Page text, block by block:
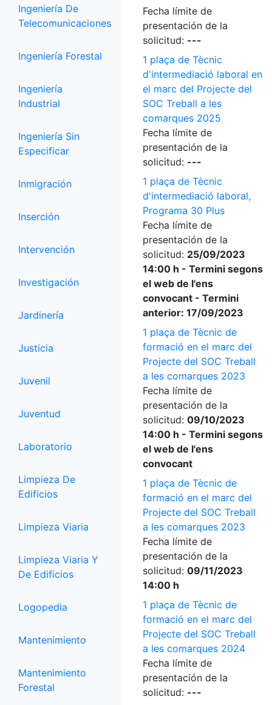
Ingeniería De
Telecomunicaciones
Ingeniería Forestal
Ingeniería
Industrial
Ingeniería Sin
Especificar
Inmigración
Inserción
Intervención
Investigación
Jardinería
Justicia
Juvenil
Juventud
Laboratorio
Limpieza De
Edificios
Limpieza Viaria
Limpieza Viaria Y
De Edificios
Logopedia
Mantenimiento
Mantenimiento
Forestal
Fecha límite de
presentación de la
solicitud: ---
1 plaça de Tècnic
d'intermediació laboral en
el marc del Projecte del
SOC Treball a les
comarques 2025
Fecha límite de
presentación de la
solicitud: ---
1 plaça de Tècnic
d'intermediació laboral,
Programa 30 Plus
Fecha límite de
presentación de la
solicitud: 25/09/2023
14:00 h - Termini segons
el web de l'ens
convocant - Termini
anterior: 17/09/2023
1 plaça de Tècnic de
formació en el marc del
Projecte del SOC Treball
a les comarques 2023
Fecha límite de
presentación de la
solicitud: 09/10/2023
14:00 h - Termini segons
el web de l'ens
convocant
1 plaça de Tècnic de
formació en el marc del
Projecte del SOC Treball
a les comarques 2023
Fecha límite de
presentación de la
solicitud: 09/11/2023
14:00 h
1 plaça de Tècnic de
formació en el marc del
Projecte del SOC Treball
a les comarques 2024
Fecha límite de
presentación de la
solicitud: ---